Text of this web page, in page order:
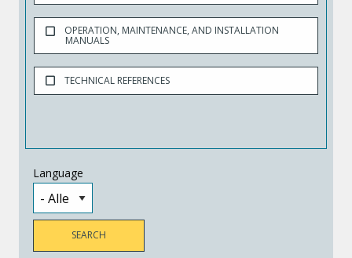
OPERATION, MAINTENANCE, AND INSTALLATION
MANUALS
TECHNICAL REFERENCES
Language